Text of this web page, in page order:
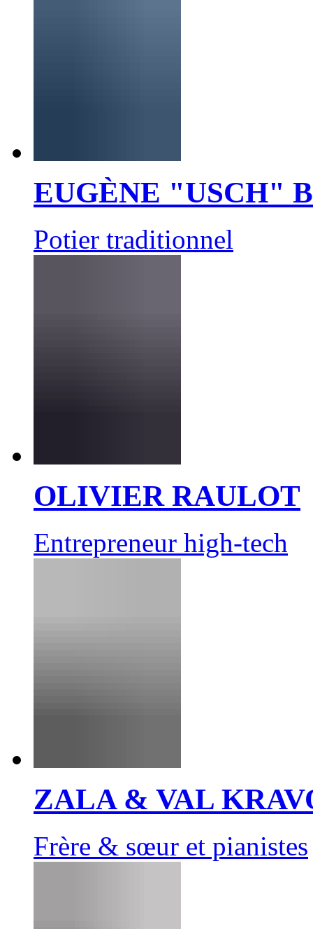
EUGÈNE "USCH"
Potier traditionnel
OLIVIER RAULOT
Entrepreneur high-tech
ZALA & VAL
Frère & sœur et pianistes